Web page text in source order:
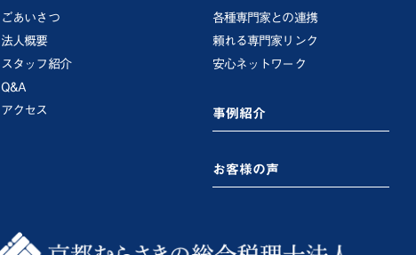
ごあいさつ
法人概要
スタッフ紹介
Q&A
アクセス
各種専門家との連携
頼れる専門家リンク
安心ネットワーク
事例紹介
お客様の声